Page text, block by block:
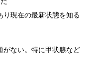
現在の最新状態を知る
ない。特に甲状腺など